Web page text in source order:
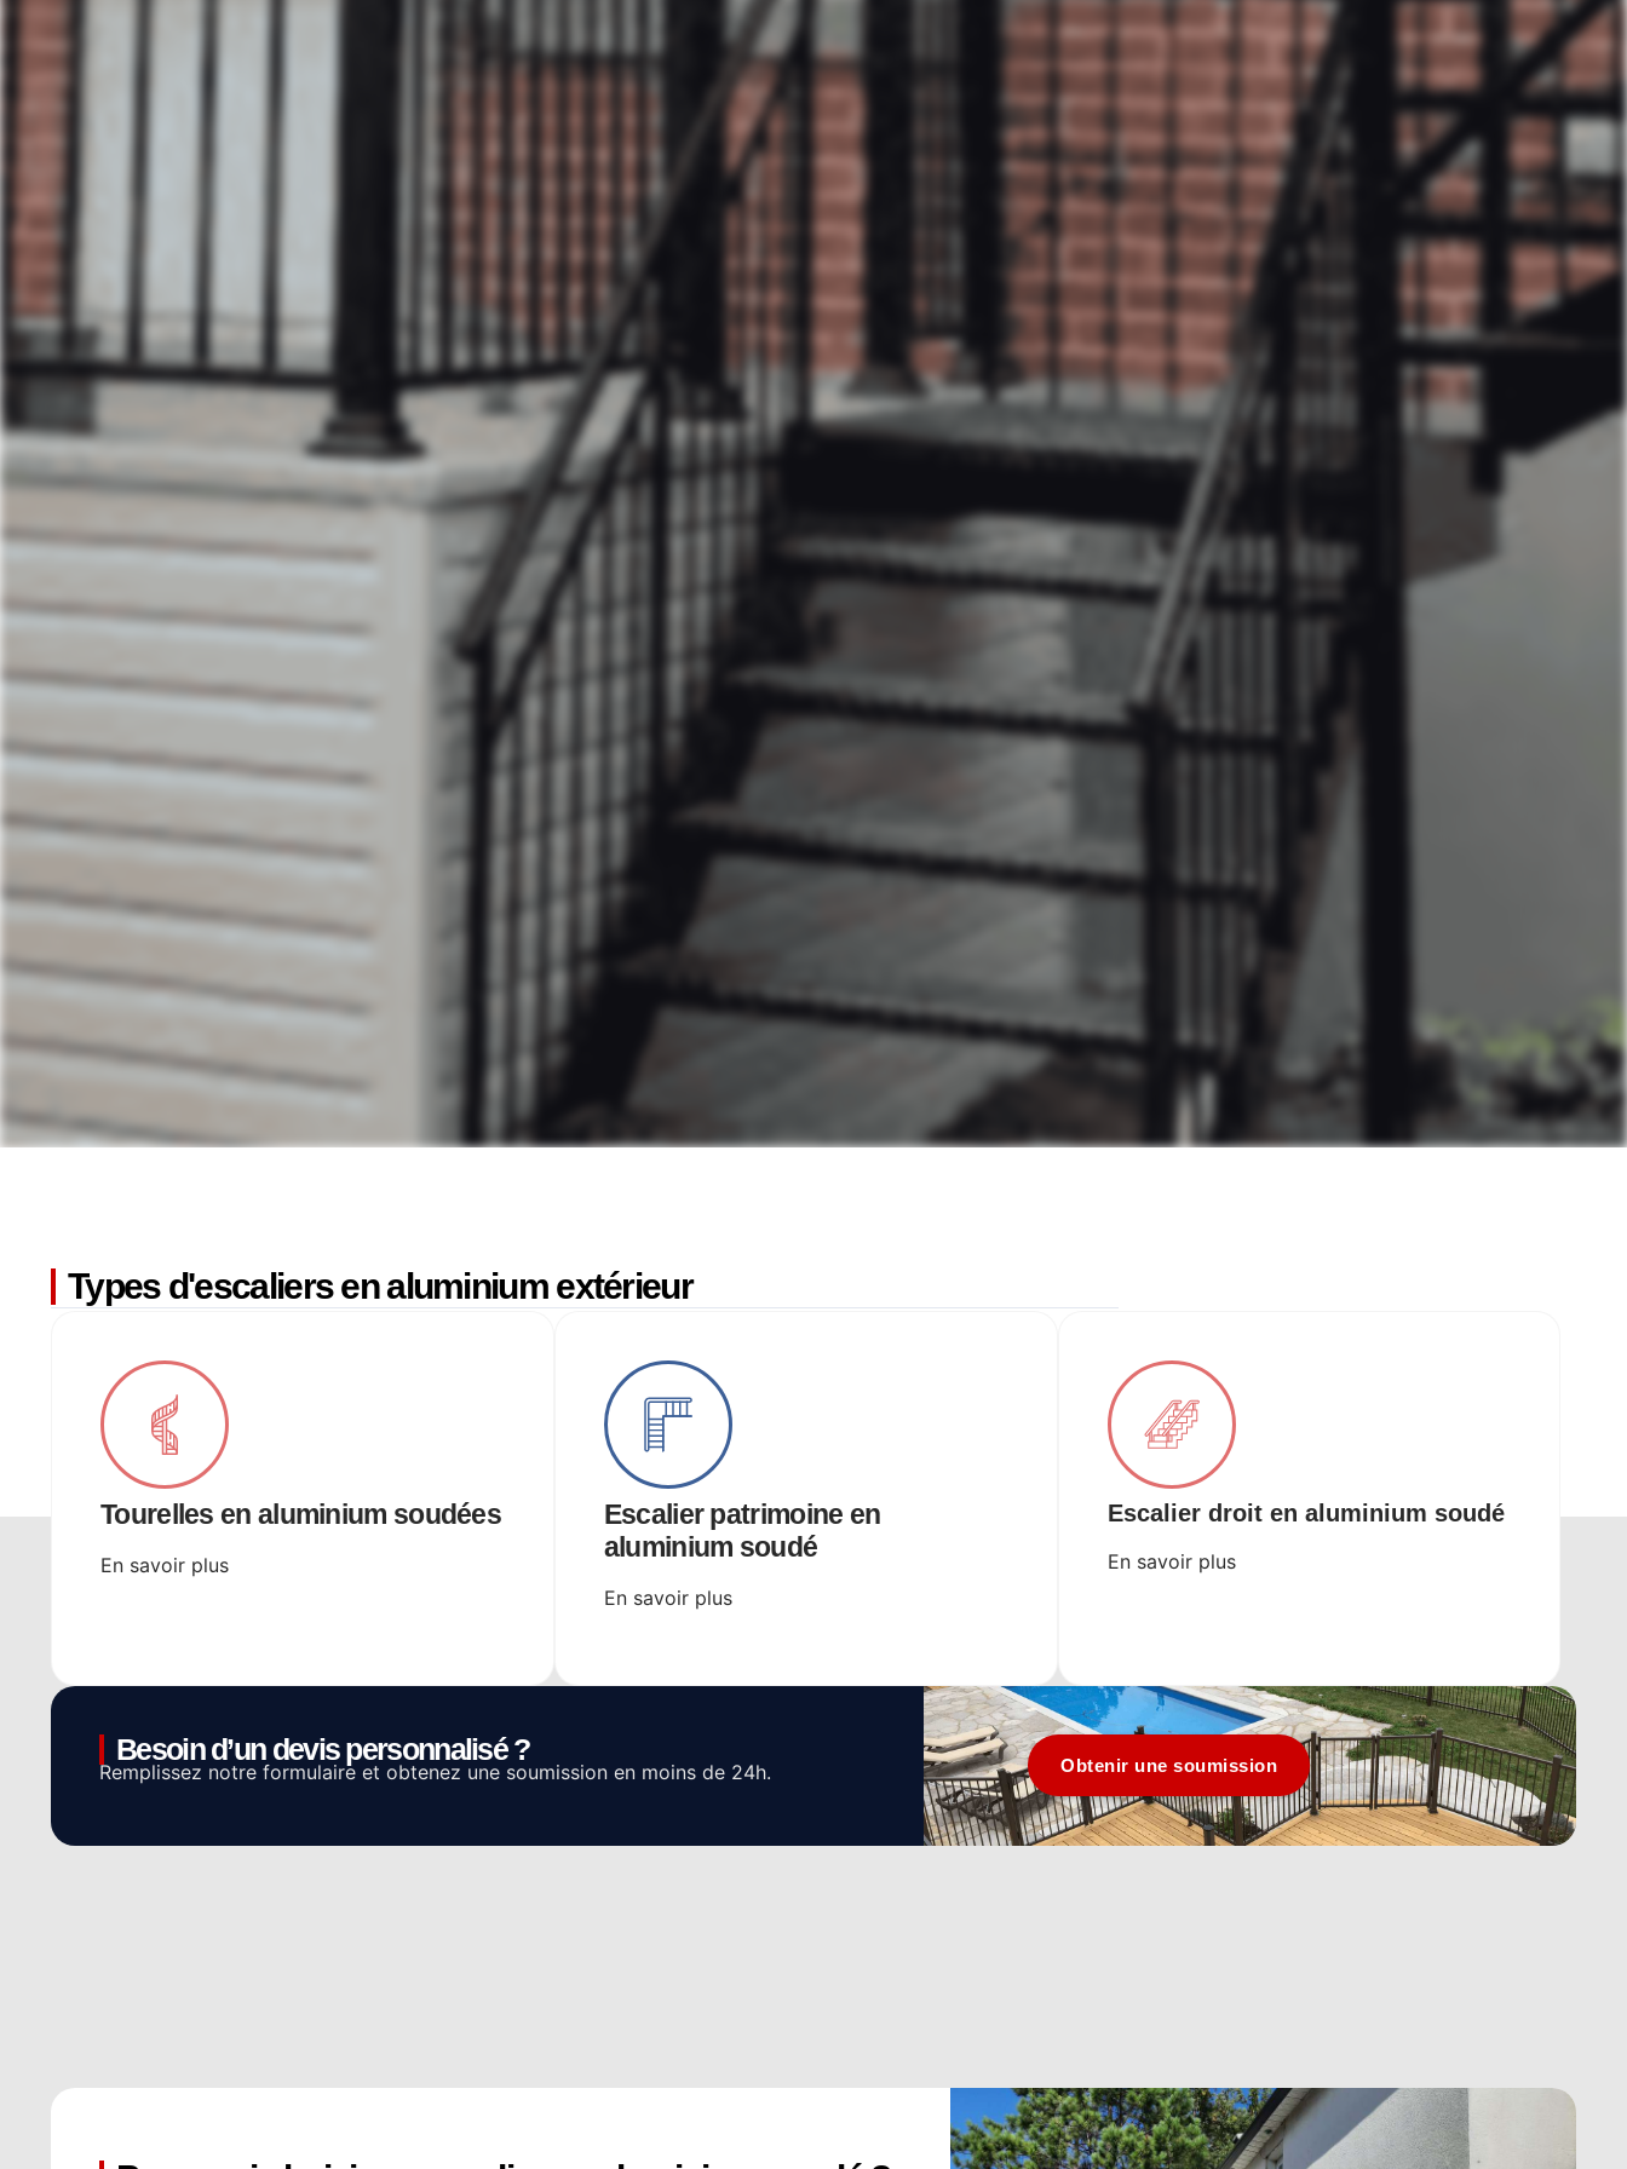
Tourelles en aluminium soudées
En savoir plus
Escalier patrimoine en
aluminium soudé
En savoir plus
Escalier droit en aluminium soudé
En savoir plus
Besoin d’un devis personnalisé ?
Remplissez notre formulaire et obtenez une soumission en moins de 24h. Obtenir une soumission
Types d'escaliers en aluminium extérieur